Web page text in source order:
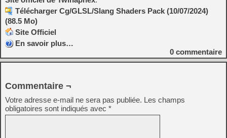
Télécharger Cg/GLSL/Slang Shaders Pack (10/07/2024)
(88.5 Mo)
Site Officiel
En savoir plus…
0 commentaire
Commentaire ¬
Votre adresse e-mail ne sera pas publiée. Les champs
obligatoires sont indiqués avec *